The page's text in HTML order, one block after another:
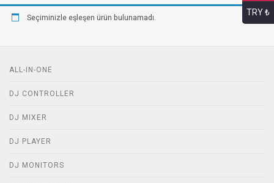
Seçiminizle eşleşen ürün bulunamadı.
ALL-IN-ONE
DJ CONTROLLER
DJ MIXER
DJ PLAYER
DJ MONITORS
TRY ₺